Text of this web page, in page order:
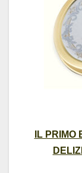
IL PRIMO